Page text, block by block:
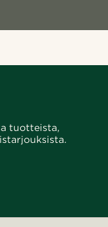
tuotteista,